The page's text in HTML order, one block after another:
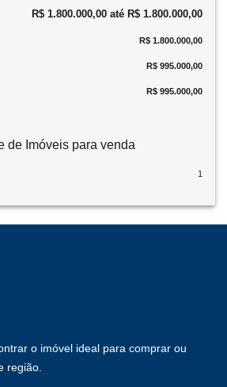
R$ 1.800.000,00 até R$ 1.800.000,00
R$ 1.800.000,00
R$ 995.000,00
R$ 995.000,00
de Imóveis para venda
1
o imóvel ideal para comprar ou
região.